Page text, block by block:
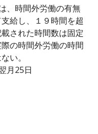
、時間外労働の有無
給し、１９時間を超
された時間数は固定
の時間外労働の時間
い。
月25日